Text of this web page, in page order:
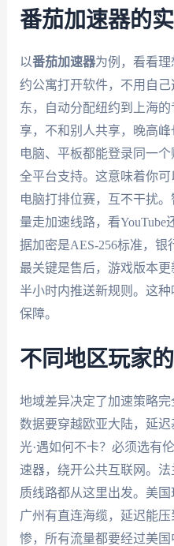
番茄加速器的
以番茄加速器为例，看看
约公寓打开软件，不用自
东，自动分配纽约到上海
享，不和别人共享，晚高峰
电脑、平板都能登录同一个
全平台支持。这意味着你可
电脑打排位赛，互不干扰
量走加速线路，看
据加密是AES-256标准，银
最关键是售后，游戏版本
半小时内推送新规则。这
保障。
不同地区玩家
地域差异决定了加速策略完
数据要穿越欧亚大陆，延
光·遇如何不卡？必须选有
速器，绕开公共互联网。
质线路都从这里出发。美
广州有直连海缆，延迟能
惨，所有流量都要经过美国